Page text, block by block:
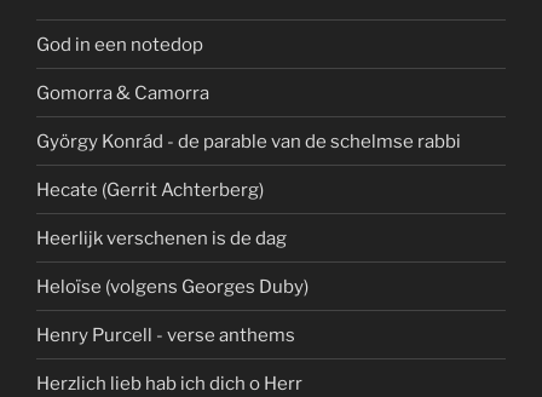
God in een notedop
Gomorra & Camorra
György Konrád - de parable van de schelmse rabbi
Hecate (Gerrit Achterberg)
Heerlijk verschenen is de dag
Heloïse (volgens Georges Duby)
Henry Purcell - verse anthems
Herzlich lieb hab ich dich o Herr